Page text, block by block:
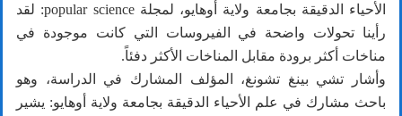
الأحياء الدقيقة بجامعة ولاية أوهايو، لمجلة popular science: لقد
رأينا تحولات واضحة في الفيروسات التي كانت موجودة في
مناخات أكثر برودة مقابل المناخات الأكثر دفئاً.
وأشار تشي بينغ تشونغ، المؤلف المشارك في الدراسة، وهو
باحث مشارك في علم الأحياء الدقيقة بجامعة ولاية أوهايو: يشير